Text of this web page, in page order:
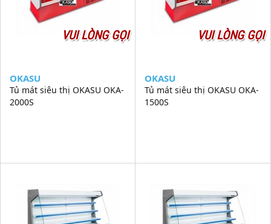
VUI LÒNG GỌI
OKASU
Tủ mát siêu thị OKASU OKA-
2000S
VUI LÒNG GỌI
OKASU
Tủ mát siêu thị OKASU OKA-
1500S